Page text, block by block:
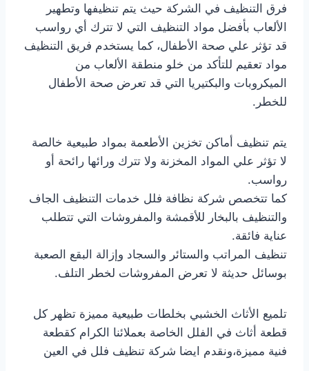
فرق التنظيف في الشركة حيث يتم تنظيفها وتطهير
الألعاب بأفضل مواد التنظيف التي لا تترك أي رواسب
قد تؤثر علي صحة الأطفال، كما يستخدم فريق التنظيف
مواد تعقيم للتأكد من خلو منطقة الألعاب من
الميكروبات والبكتيريا التي قد تعرض صحة الأطفال
للخطر.
يتم تنظيف أماكن تخزين الأطعمة بمواد طبيعية خالصة
لا تؤثر علي المواد المخزنة ولا تترك ورائها رائحة أو
رواسب.
كما تتخصص شركة نظافة فلل خدمات التنظيف الجاف
والتنظيف بالبخار للأقمشة والمفروشات التي تتطلب
عناية فائقة.
تنظيف المراتب والستائر والسجاد وإزالة البقع الصعبة
بوسائل حديثة لا تعرض المفروشات لخطر التلف.
تلميع الأثاث الخشبي بخلطات طبيعية مميزة تظهر كل
قطعة أثاث في الفلل الخاصة بعملائنا الكرام كقطعة
فنية مميزة،ونقدم ايضا شركة تنظيف فلل في العين